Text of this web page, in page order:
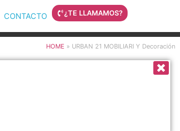
CONTACTO ¿TE LLAMAMOS?
HOME » URBAN 21 MOBILIARI Y Decoración